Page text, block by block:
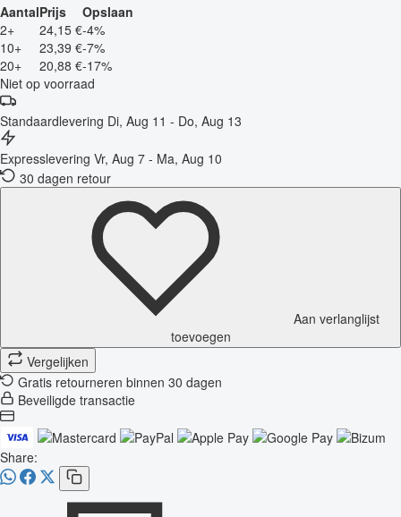
AantalPrijs
Opslaan
2+
24,15 €-4%
10+
23,39 €-7%
20+
20,88 €-17%
Niet op voorraad
Standaardlevering Di, Aug 11 - Do, Aug 13
Expresslevering Vr, Aug 7 - Ma, Aug 10
30 dagen retour
Aan verlanglijst
toevoegen
Vergelijken
Gratis retourneren binnen 30 dagen
Beveiligde transactie
Share: